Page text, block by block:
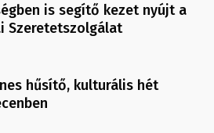
is segítő kezet nyújt a
Szeretetszolgálat
hűsítő, kulturális hét